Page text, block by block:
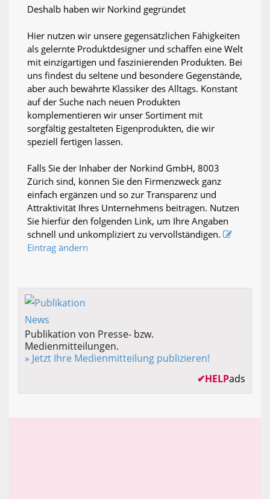
Deshalb haben wir Norkind gegründet
Hier nutzen wir unsere gegensätzlichen Fähigkeiten
als gelernte Produktdesigner und schaffen eine Welt
mit einzigartigen und faszinierenden Produkten. Bei
uns findest du seltene und besondere Gegenstände,
aber auch bewährte Klassiker des Alltags. Konstant
auf der Suche nach neuen Produkten
komplementieren wir unser Sortiment mit
sorgfältig gestalteten Eigenprodukten, die wir
speziell fertigen lassen.
Falls Sie der Inhaber der Norkind GmbH, 8003
Zürich sind, können Sie den Firmenzweck ganz
einfach ergänzen und so zur Transparenz und
Attraktivität Ihres Unternehmens beitragen. Nutzen
Sie hierfür den folgenden Link, um Ihre Angaben
schnell und unkompliziert zu vervollständigen.
Eintrag ändern
Publikation von Presse- bzw.
Medienmitteilungen.
» Jetzt Ihre Medienmitteilung publizieren!
✔HELPads